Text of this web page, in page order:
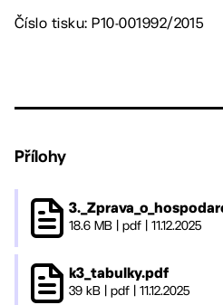
Číslo tisku: P10-001992/2015
Přílohy
18.6 MB pdf 11.12.2025
k3_tabulky.pdf
39 kB pdf 11.12.2025